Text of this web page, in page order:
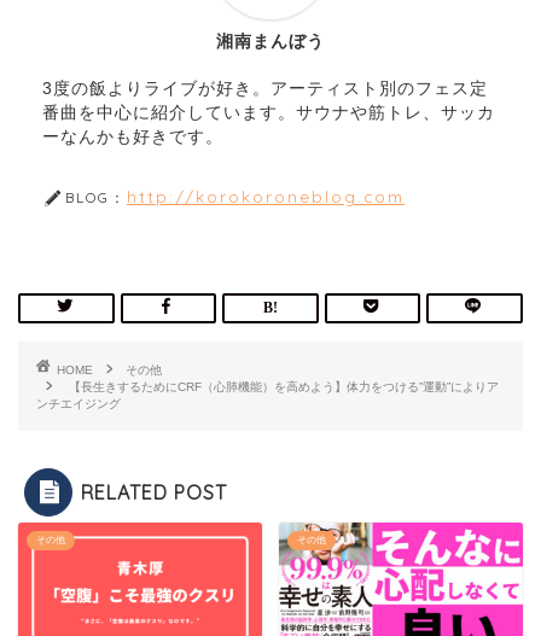
湘南まんぼう
3度の飯よりライブが好き。アーティスト別のフェス定
番曲を中心に紹介しています。サウナや筋トレ、サッカ
ーなんかも好きです。
BLOG： http://korokoroneblog.com
HOME
その他
【長生きするためにCRF（心肺機能）を高めよう】体力をつける”運動”によりア
ンチエイジング
RELATED POST
その他 その他